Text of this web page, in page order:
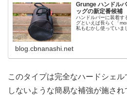
Grunge ハンドル
ッグの新定番候補
ハンドルバーに装着す
グといえば長らく「
私もむかし使っていま
blog.cbnanashi.net
このタイプは完全なハードシェ
しないような簡易な補強が施され